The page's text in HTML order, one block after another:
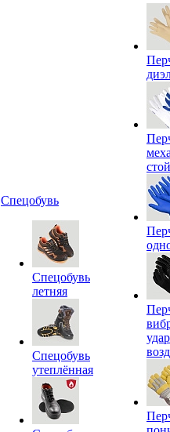
Спецобувь
Спецобувь
летняя
Спецобувь
утеплённая